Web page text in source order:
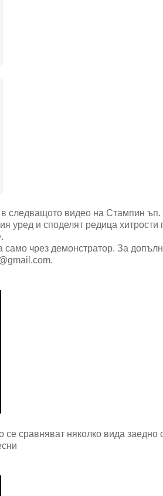
в следващото видео на Стампин ъп.
уред и споделят редица хитрости
само чрез демонстратор. За
се сравняват няколко вида заедно